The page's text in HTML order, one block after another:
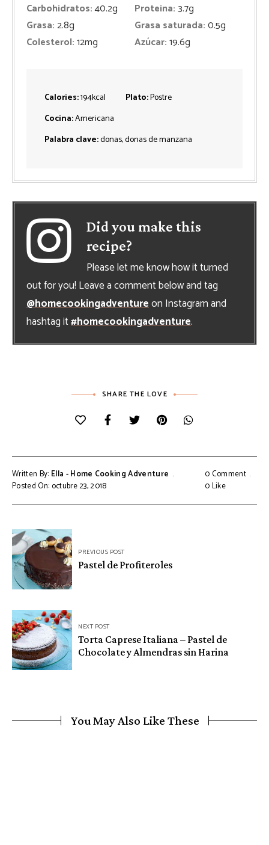
Carbohidratos:40.2g Proteina:3.7g
Grasa:2.8g Grasa saturada:0.5g
Colesterol:12mg Azúcar:19.6g
Calories:194kcal Plato:Postre
Cocina:Americana
Palabra clave:donas, donas de manzana
Did you make this
recipe?
Please let me know how it turned
out for you! Leave a comment below and tag
@homecookingadventureon Instagram and
hashtag it#homecookingadventure.
SHARE THE LOVE
Written By: Ella - Home Cooking Adventure
Posted On: octubre 23, 2018
0 Comment
0Like
Navegación
de
entradas
PREVIOUS POST
Pastel de Profiteroles
NEXT POST
Torta Caprese Italiana – Pastel de
Chocolate y Almendras sin Harina
You May Also Like These